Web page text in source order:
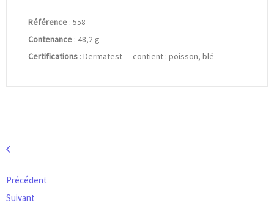
Référence : 558
Contenance : 48,2 g
Certifications : Dermatest — contient : poisson, blé
Précédent
Suivant